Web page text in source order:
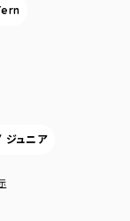
ジュニア